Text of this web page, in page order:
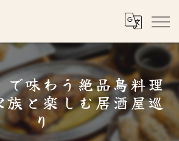
で味わう絶品鳥料理
と楽しむ居酒屋巡
り